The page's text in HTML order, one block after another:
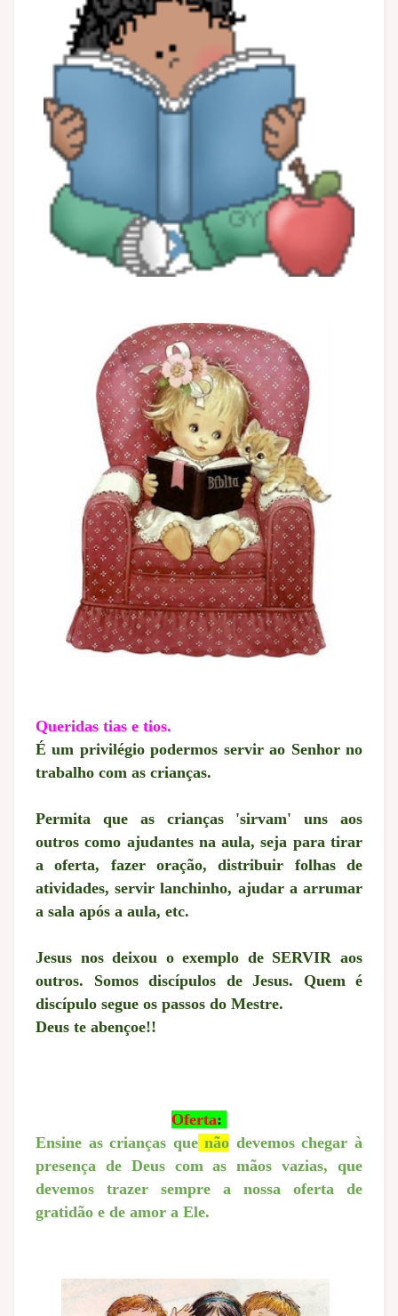
Queridas tias e tios.
É um privilégio podermos servir ao Senhor no
trabalho com as crianças.
Permita que as crianças 'sirvam' uns aos
outros como ajudantes na aula, seja para tirar
a oferta, fazer oração, distribuir folhas de
atividades, servir lanchinho, ajudar a arrumar
a sala após a aula, etc.
Jesus nos deixou o exemplo de SERVIR aos
outros. Somos discípulos de Jesus. Quem é
discípulo segue os passos do Mestre.
Deus te abençoe!!
Oferta:
Ensine as crianças quenão devemos chegar à
presença de Deus com as mãos vazias, que
devemos trazer sempre a nossa oferta de
gratidão e de amor a Ele.